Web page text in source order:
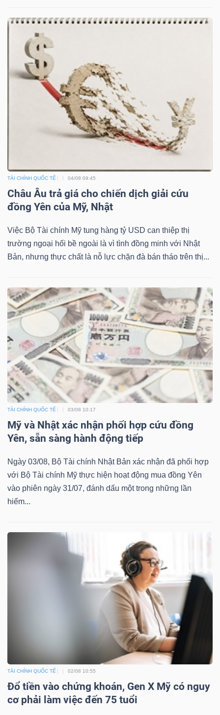
TÀI CHÍNH QUỐC TẾ 04/08 09:45
Châu Âu trả giá cho chiến dịch giải cứu
đồng Yên của Mỹ, Nhật
Việc Bộ Tài chính Mỹ tung hàng tỷ USD can thiệp thị
trường ngoại hối bề ngoài là vì tình đồng minh với Nhật
Bản, nhưng thực chất là nỗ lực chặn đà bán tháo trên thị...
TÀI CHÍNH QUỐC TẾ 03/08 10:17
Mỹ và Nhật xác nhận phối hợp cứu đồng
Yên, sẵn sàng hành động tiếp
Ngày 03/08, Bộ Tài chính Nhật Bản xác nhận đã phối hợp
với Bộ Tài chính Mỹ thực hiện hoạt động mua đồng Yên
vào phiên ngày 31/07, đánh dấu một trong những lần
hiếm...
TÀI CHÍNH QUỐC TẾ 02/08 10:55
Đổ tiền vào chứng khoán, Gen X Mỹ có nguy
cơ phải làm việc đến 75 tuổi